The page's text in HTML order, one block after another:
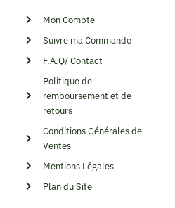
Mon Compte
Suivre ma Commande
F.A.Q/ Contact
Politique de
remboursement et de
retours
Conditions Générales de
Ventes
Mentions Légales
Plan du Site